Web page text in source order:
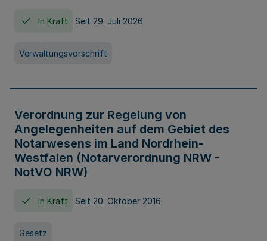
In Kraft Seit 29. Juli 2026
Verwaltungsvorschrift
Verordnung zur Regelung von
Angelegenheiten auf dem Gebiet des
Notarwesens im Land Nordrhein-
Westfalen (Notarverordnung NRW -
NotVO NRW)
In Kraft Seit 20. Oktober 2016
Gesetz